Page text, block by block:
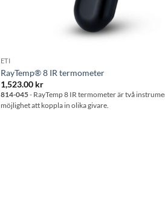
ETI
RayTemp® 8 IR termometer
1,523.00 kr
814-045- RayTemp 8 IR termometer är två
möjlighet att koppla in olika givare.